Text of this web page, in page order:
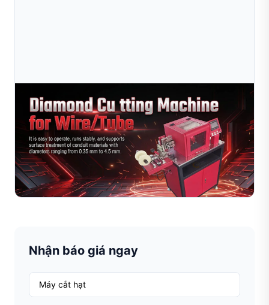
Jul 14, 2026
Báo Cáo Khảo Sát Thực Tế: Cách Một Nhà Máy
Sản Xuất Dây Vàng Tại Thủy Bối Vận Hà
Hãy đến thăm một xưởng sản chế tác dây vàng tại Thâm
Quyến để khám phá cách máy tạo hình dây của Sible
mang lại hiệu suất ổn định, hiệu quả cao hơn, chi phí
nhâ...
Đọc toàn bộ bài viết
Nhận báo giá ngay